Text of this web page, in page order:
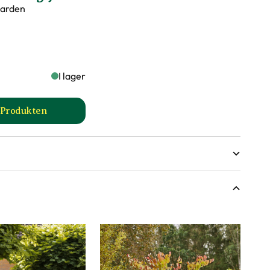
I lager
till Hasselfors P-Jord/Planteringsjord produktsida